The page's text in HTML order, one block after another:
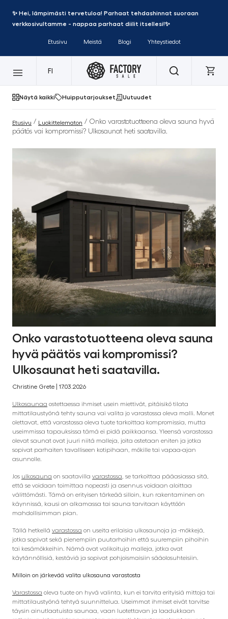
✨ Hei, lämpimästi tervetuloa! Parhaat tehdashinnat suoraan
verkkosivultamme - nappaa parhaat diilit itsellesi!✨
Etusivu Meistä Blogi Yhteystiedot
FI
Näytä kaikki Huipputarjoukset Uutuudet
Etusivu / Luokittelematon / Onko varastotuotteena oleva sauna hyvä
päätös vai kompromissi? Ulkosaunat heti saatavilla.
Onko varastotuotteena oleva sauna
hyvä päätös vai kompromissi?
Ulkosaunat heti saatavilla.
Christine Grete | 17.03.2026
Ulkosaunaa ostettaessa ihmiset usein miettivät, pitäisikö tilata
mittatilaustyönä tehty sauna vai valita jo varastossa oleva malli. Monet
olettavat, että varastossa oleva tuote tarkoittaa kompromissia, mutta
useimmissa tapauksissa tämä ei pidä paikkaansa. Yleensä varastossa
olevat saunat ovat juuri niitä malleja, joita ostetaan eniten ja jotka
sopivat parhaiten tavalliseen kotipihaan, mökille tai vapaa-ajan
asunnolle.
Jos ulkosauna on saatavilla varastossa , se tarkoittaa pääasiassa sitä,
että se voidaan toimittaa nopeasti ja asennus voidaan aloittaa
välittömästi. Tämä on erityisen tärkeää silloin, kun rakentaminen on
käynnissä, kausi on alkamassa tai sauna tarvitaan käyttöön
mahdollisimman pian.
Tällä hetkellä varastossa on useita erilaisia ulkosaunoja ja -mökkejä,
jotka sopivat sekä pienempiin puutarhoihin että suurempiin pihoihin
tai kesämökkeihin. Nämä ovat valikoituja malleja, jotka ovat
käytännöllisiä, kestäviä ja sopivat pohjoismaisiin sääolosuhteisiin.
Milloin on järkevää valita ulkosauna varastosta
Varastossa oleva tuote on hyvä valinta, kun ei tarvita erityisiä mittoja tai
mittatilaustyönä tehtyä suunnittelua. Useimmat ihmiset eivät tarvitse
täysin ainutlaatuista saunaa, vaan luotettavan ja laadukkaan